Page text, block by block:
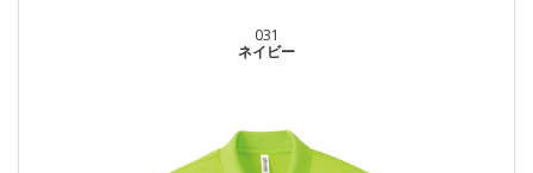
031
ネイビー